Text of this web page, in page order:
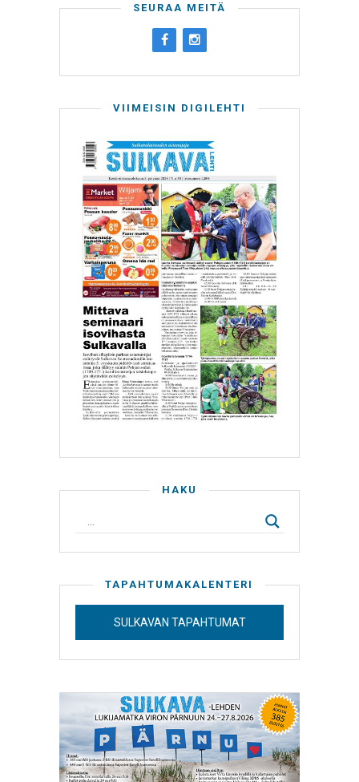
SEURAA MEITÄ
VIIMEISIN DIGILEHTI
HAKU
TAPAHTUMAKALENTERI
SULKAVAN TAPAHTUMAT